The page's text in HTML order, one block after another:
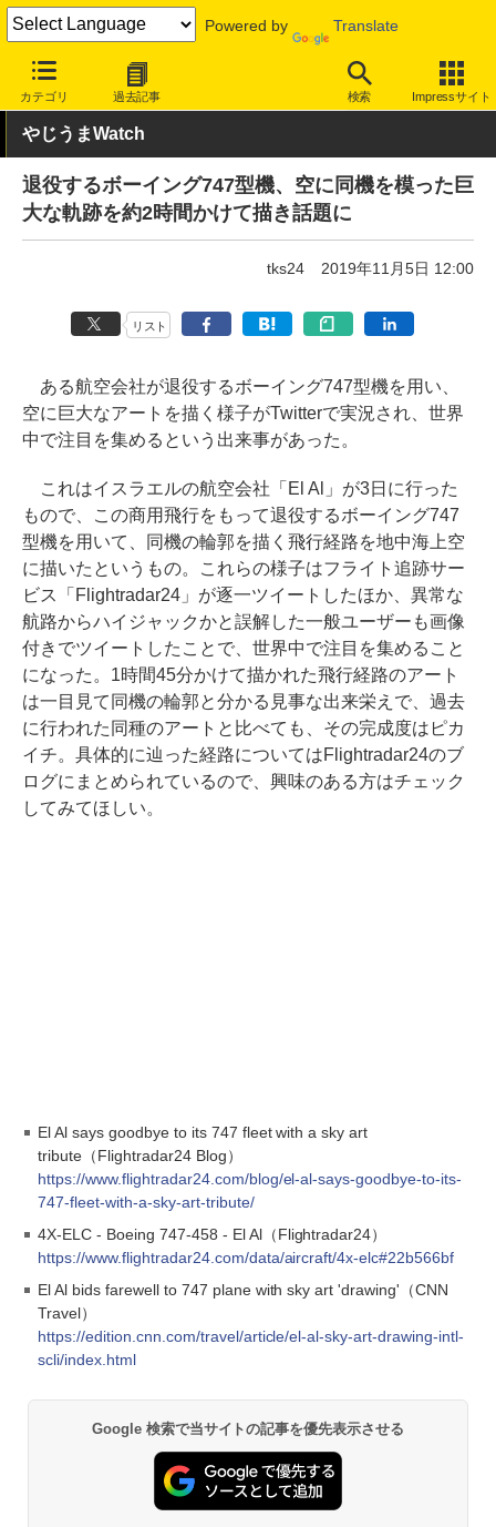
Powered by Translate
カテゴリ 過去記事 検索 Impressサイト
INTERNET Watch トピック
やじうまWatch
退役するボーイング747型機、空に同機を模った巨
大な軌跡を約2時間かけて描き話題に
tks24 2019年11月5日 12:00
リスト
ある航空会社が退役するボーイング747型機を用い、
空に巨大なアートを描く様子がTwitterで実況され、世界
中で注目を集めるという出来事があった。
これはイスラエルの航空会社「El Al」が3日に行った
もので、この商用飛行をもって退役するボーイング747
型機を用いて、同機の輪郭を描く飛行経路を地中海上空
に描いたというもの。これらの様子はフライト追跡サー
ビス「Flightradar24」が逐一ツイートしたほか、異常な
航路からハイジャックかと誤解した一般ユーザーも画像
付きでツイートしたことで、世界中で注目を集めること
になった。1時間45分かけて描かれた飛行経路のアート
は一目見て同機の輪郭と分かる見事な出来栄えで、過去
に行われた同種のアートと比べても、その完成度はピカ
イチ。具体的に辿った経路についてはFlightradar24のブ
ログにまとめられているので、興味のある方はチェック
してみてほしい。
El Al says goodbye to its 747 fleet with a sky art
tribute（Flightradar24 Blog）
https://www.flightradar24.com/blog/el-al-says-goodbye-to-its-
747-fleet-with-a-sky-art-tribute/
4X-ELC - Boeing 747-458 - El Al（Flightradar24）
https://www.flightradar24.com/data/aircraft/4x-elc#22b566bf
El Al bids farewell to 747 plane with sky art 'drawing'（CNN
Travel）
https://edition.cnn.com/travel/article/el-al-sky-art-drawing-intl-
scli/index.html
Google 検索で当サイトの記事を優先表示させる